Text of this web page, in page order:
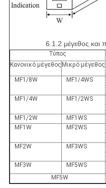
6.1.2 μέγεθος και
Τύπος
Κανονικό μέγεθος Μικρό μέγεθος
MF1/8W MF1/4WS
MF1/4W
MF1/2WS
MF1/2W
MF1WS
MF1W
MF2WS
MF2W
MF3WS
MF3W
MF5WS
MF5W